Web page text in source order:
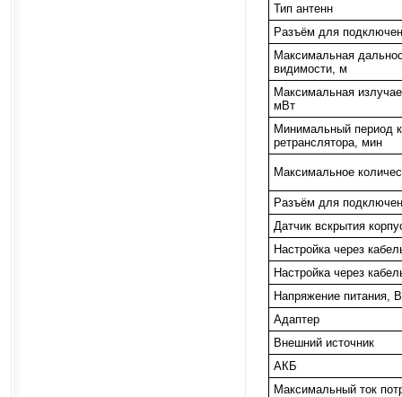
Тип антенн
Разъём для
Максимальная
видимости, м
Максимальная
мВт
Минимальный период
ретранслятора, мин
Максимальное
Разъём для
Датчик вскрытия
Настройка через
Настройка через
Напряжение питания, В
Адаптер
Внешний источник
АКБ
Максимальный ток